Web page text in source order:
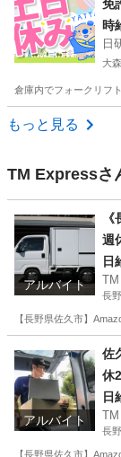
免
躍
時
日
大
倉庫内でフォークリフ
東京 大田区
もっと見る
TM Expressさ
アルバイト
週
日
長
【長野県佐久市】
アルバイト
佐
休
日
長
【長野県佐久市】